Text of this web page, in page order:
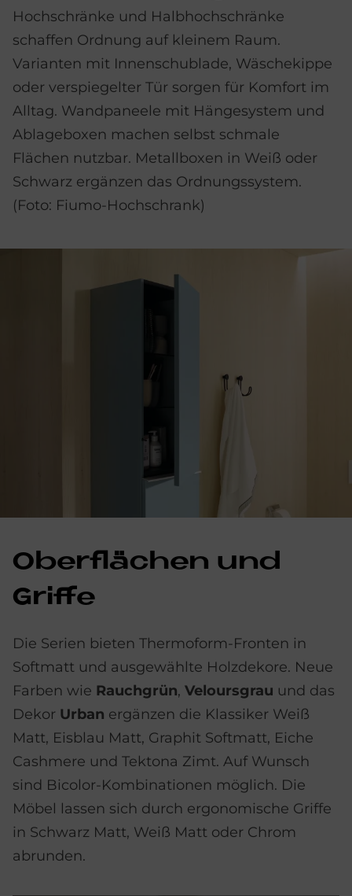
Hochschränke und Halbhochschränke
schaffen Ordnung auf kleinem Raum.
Varianten mit Innenschublade, Wäschekippe
oder verspiegelter Tür sorgen für Komfort im
Alltag. Wandpaneele mit Hängesystem und
Ablageboxen machen selbst schmale
Flächen nutzbar. Metallboxen in Weiß oder
Schwarz ergänzen das Ordnungssystem.
(Foto: Fiumo-Hochschrank)
Ober­flä­chen und
Grif­fe
Die Serien bieten Thermoform-Fronten in
Softmatt und ausgewählte Holzdekore. Neue
Farben wie Rauchgrün, Veloursgrau und das
Dekor Urban ergänzen die Klassiker Weiß
Matt, Eisblau Matt, Graphit Softmatt, Eiche
Cashmere und Tektona Zimt. Auf Wunsch
sind Bicolor-Kombinationen möglich. Die
Möbel lassen sich durch ergonomische Griffe
in Schwarz Matt, Weiß Matt oder Chrom
abrunden.